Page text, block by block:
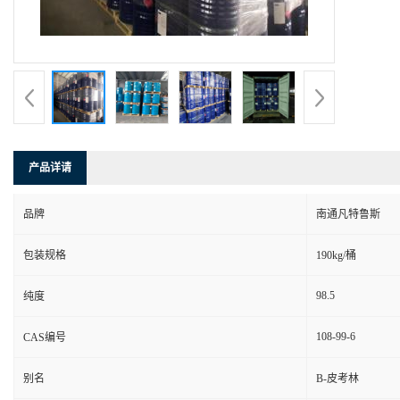
产品详请
品牌 南通凡特鲁斯
包装规格 190kg/桶
纯度 98.5
CAS编号 108-99-6
别名 B-皮考林